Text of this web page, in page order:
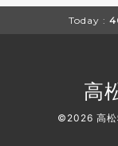
Today :
高
©2026 高